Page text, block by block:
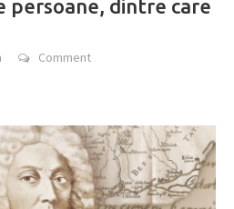
persoane, dintre care
Comment